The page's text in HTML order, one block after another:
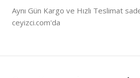
Aynı Gün Kargo ve Hızlı Teslimat
ceyizci.com'da